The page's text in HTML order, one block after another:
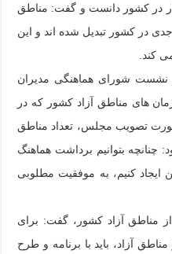
در کشور دانست و گفت: مناطق
در کشور تبدیل شده اند و این
کند.
نشست شورای هماهنگی مدیران
های مناطق آزاد کشور که در
صورت تصویب مجلس، تعداد مناطق
افزود: چنانچه بتوانیم برداشت هماهنگ
ایجاد کنیم، به موفقیت مطلوبی
از مناطق آزاد کشور، گفت: برای
آزاد، باید با برنامه و طرح